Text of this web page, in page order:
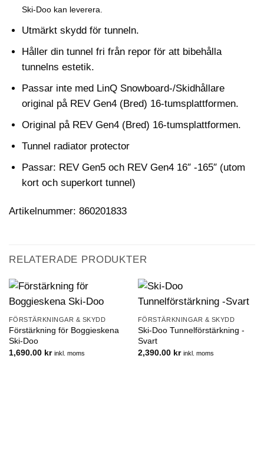
Ski-Doo kan leverera.
Utmärkt skydd för tunneln.
Håller din tunnel fri från repor för att bibehålla
tunnelns estetik.
Passar inte med LinQ Snowboard-/Skidhållare
original på REV Gen4 (Bred) 16-tumsplattformen.
Original på REV Gen4 (Bred) 16-tumsplattformen.
Tunnel radiator protector
Passar: REV Gen5 och REV Gen4 16″ -165″ (utom
kort och superkort tunnel)
Artikelnummer: 860201833
RELATERADE PRODUKTER
FÖRSTÄRKNINGAR & SKYDD
Förstärkning för Boggieskena
Ski-Doo
1,690.00 kr inkl. moms
FÖRSTÄRKNINGAR & SKYDD
Ski-Doo Tunnelförstärkning -
Svart
2,390.00 kr inkl. moms